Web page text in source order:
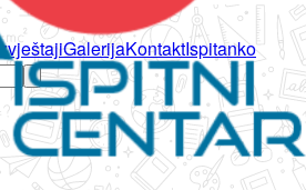
IzvještajiGalerijaKontaktIspitanko